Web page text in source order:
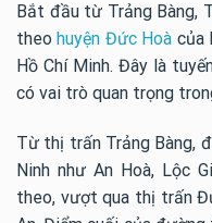
Bắt đầu từ Trảng Bàng,
theo huyện Đức Hoà của
Hồ Chí Minh. Đây là
có vai trò quan trọng
Từ thị trấn Trảng Bàng,
Ninh như An Hoà, Lộc
theo, vượt qua thị trấn